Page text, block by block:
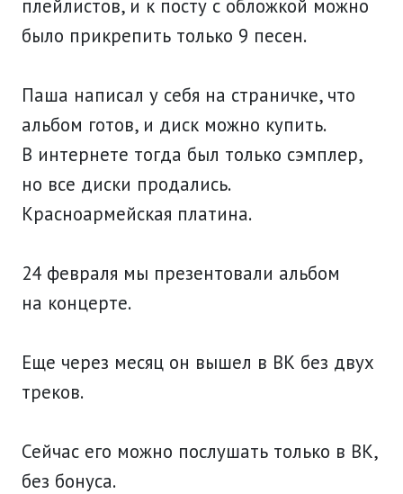
плейлистов, и к посту с обложкой можно
было прикрепить только 9 песен.
Паша написал у себя на страничке, что
альбом готов, и диск можно купить.
В интернете тогда был только сэмплер,
но все диски продались.
Красноармейская платина.
24 февраля мы презентовали альбом
на концерте.
Еще через месяц он вышел в ВК без двух
треков.
Сейчас его можно послушать только в ВК,
без бонуса.